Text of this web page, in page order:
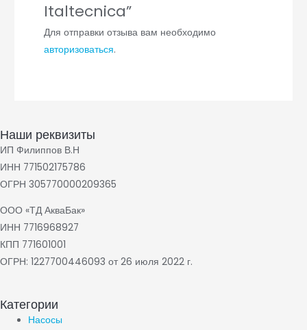
Italtecnica”
Для отправки отзыва вам необходимо
авторизоваться.
Наши реквизиты
ИП Филиппов В.Н
ИНН 771502175786
ОГРН 305770000209365
ООО «ТД АкваБак»
ИНН 7716968927
КПП 771601001
ОГРН: 1227700446093 от 26 июля 2022 г.
Категории
Насосы